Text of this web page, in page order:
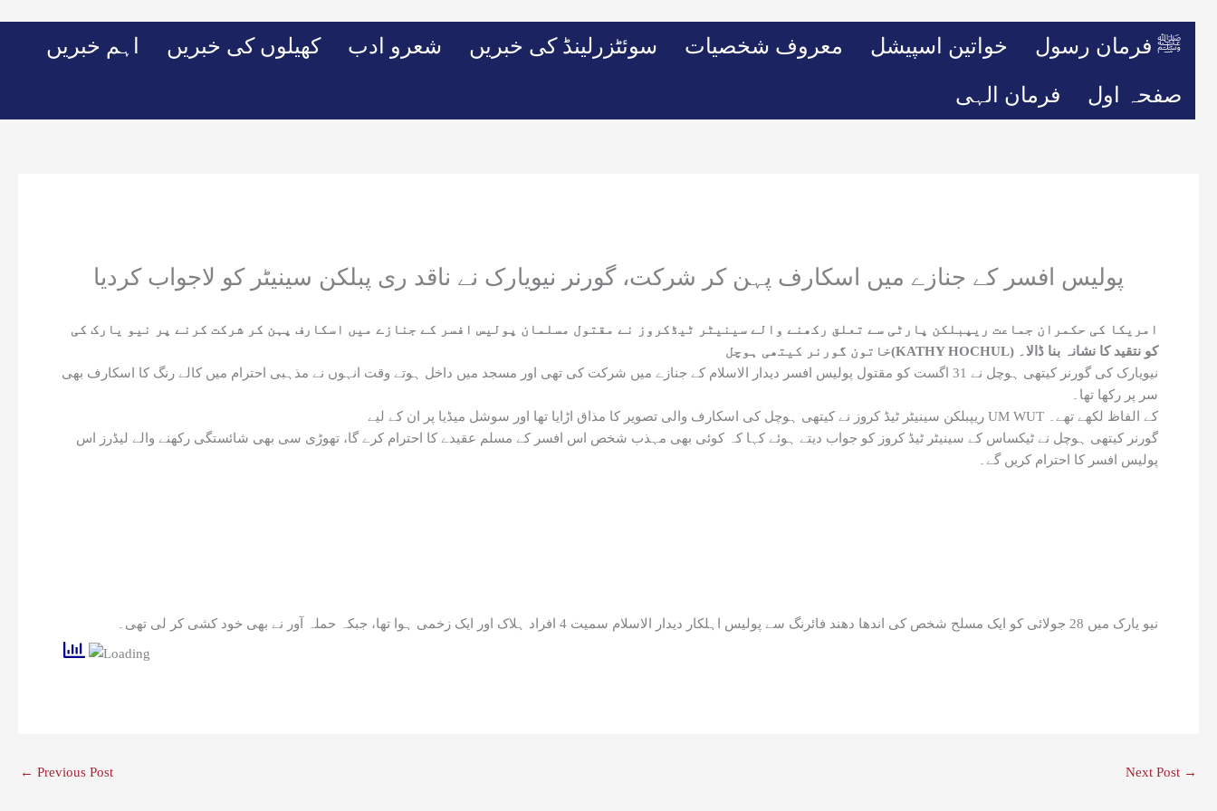
اہم خبریں کھیلوں کی خبریں شعرو ادب سوئٹزرلینڈ کی خبریں معروف شخصیات خواتین اسپیشل ﷺ فرمان رسول
فرمان الہی صفحہ اول
پولیس افسر کے جنازے میں اسکارف پہن کر شرکت، گورنر نیویارک نے ناقد ری پبلکن سینیٹر کو لاجواب کردیا
امریکا کی حکمران جماعت ریپبلکن پارٹی سے تعلق رکھنے والے سینیٹر ٹیڈکروز نے مقتول مسلمان پولیس افسر کے جنازے میں اسکارف پہن کر شرکت کرنے پر نیو یارک کی
خاتون گورنر کیتھی ہوچل(KATHY HOCHUL) کو نتقید کا نشانہ بنا ڈالا۔
نیویارک کی گورنر کیتھی ہوچل نے 31 اگست کو مقتول پولیس افسر دیدار الاسلام کے جنازے میں شرکت کی تھی اور مسجد میں داخل ہوتے وقت انہوں نے مذہبی احترام میں کالے رنگ کا اسکارف بھی
سر پر رکھا تھا۔
ریپبلکن سینیٹر ٹیڈ کروز نے کیتھی ہوچل کی اسکارف والی تصویر کا مذاق اڑایا تھا اور سوشل میڈیا پر ان کے لیے UM WUT کے الفاظ لکھے تھے۔
گورنر کیتھی ہوچل نے ٹیکساس کے سینیٹر ٹیڈ کروز کو جواب دیتے ہوئے کہا کہ کوئی بھی مہذب شخص اس افسر کے مسلم عقیدے کا احترام کرے گا، تھوڑی سی بھی شائستگی رکھنے والے لیڈرز اس
پولیس افسر کا احترام کریں گے۔
نیو یارک میں 28 جولائی کو ایک مسلح شخص کی اندھا دھند فائرنگ سے پولیس اہلکار دیدار الاسلام سمیت 4 افراد ہلاک اور ایک زخمی ہوا تھا، جبکہ حملہ آور نے بھی خود کشی کر لی تھی۔
← Previous Post Next Post →